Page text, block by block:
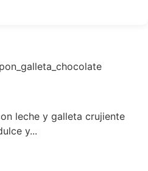
leche y galleta crujiente
y...